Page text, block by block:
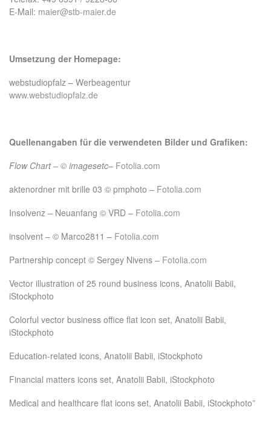
E-Mail: maier@stb-maier.de
Umsetzung der Homepage:
webstudiopfalz – Werbeagentur
www.webstudiopfalz.de
Quellenangaben für die verwendeten Bilder und Grafiken:
Flow Chart – © imagesetc– Fotolia.com
aktenordner mit brille 03 © pmphoto – Fotolia.com
Insolvenz – Neuanfang © VRD – Fotolia.com
insolvent – © Marco2811 – Fotolia.com
Partnership concept © Sergey Nivens – Fotolia.com
Vector illustration of 25 round business icons, Anatolii Babii,
iStockphoto
Colorful vector business office flat icon set, Anatolii Babii,
iStockphoto
Education-related icons, Anatolii Babii, iStockphoto
Financial matters icons set, Anatolii Babii, iStockphoto
Medical and healthcare flat icons set, Anatolii Babii, iStockphoto”